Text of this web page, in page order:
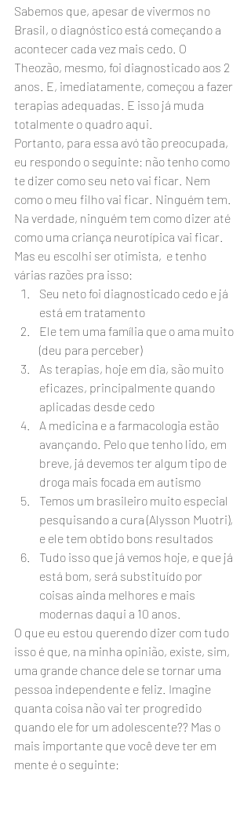
Sabemos que, apesar de vivermos no
Brasil, o diagnóstico está começando a
acontecer cada vez mais cedo. O
Theozão, mesmo, foi diagnosticado aos 2
anos. E, imediatamente, começou a fazer
terapias adequadas. E isso já muda
totalmente o quadro aqui.
Portanto, para essa avó tão preocupada,
eu respondo o seguinte: não tenho como
te dizer como seu neto vai ficar. Nem
como o meu filho vai ficar. Ninguém tem.
Na verdade, ninguém tem como dizer até
como uma criança neurotípica vai ficar.
Mas eu escolhi ser otimista,  e tenho
várias razões pra isso:
Seu neto foi diagnosticado cedo e já
está em tratamento
Ele tem uma família que o ama muito
(deu para perceber)
As terapias, hoje em dia, são muito
eficazes, principalmente quando
aplicadas desde cedo
A medicina e a farmacologia estão
avançando. Pelo que tenho lido, em
breve, já devemos ter algum tipo de
droga mais focada em autismo
Temos um brasileiro muito especial
pesquisando a cura (Alysson Muotri),
e ele tem obtido bons resultados
Tudo isso que já vemos hoje, e que já
está bom, será substituído por
coisas ainda melhores e mais
modernas daqui a 10 anos.
O que eu estou querendo dizer com tudo
isso é que, na minha opinião, existe, sim,
uma grande chance dele se tornar uma
pessoa independente e feliz. Imagine
quanta coisa não vai ter progredido
quando ele for um adolescente?? Mas o
mais importante que você deve ter em
mente é o seguinte: